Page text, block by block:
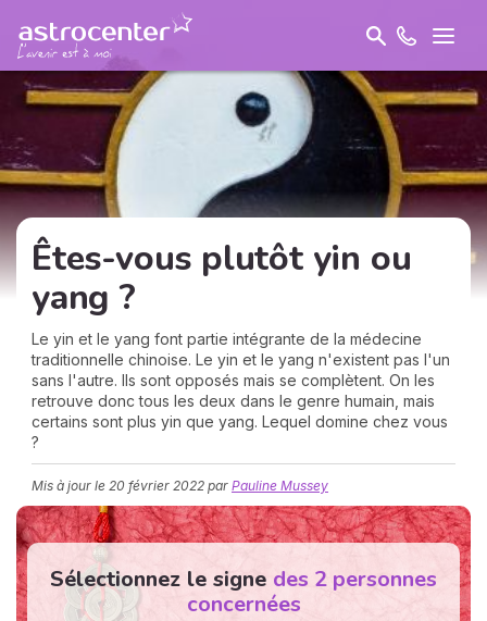
Êtes-vous plutôt yin ou
yang ?
Le yin et le yang font partie intégrante de la médecine
traditionnelle chinoise. Le yin et le yang n'existent pas l'un
sans l'autre. Ils sont opposés mais se complètent. On les
retrouve donc tous les deux dans le genre humain, mais
certains sont plus yin que yang. Lequel domine chez vous
?
Mis à jour le 20 février 2022 par Pauline Mussey
Sélectionnez le signe des 2 personnes
concernées